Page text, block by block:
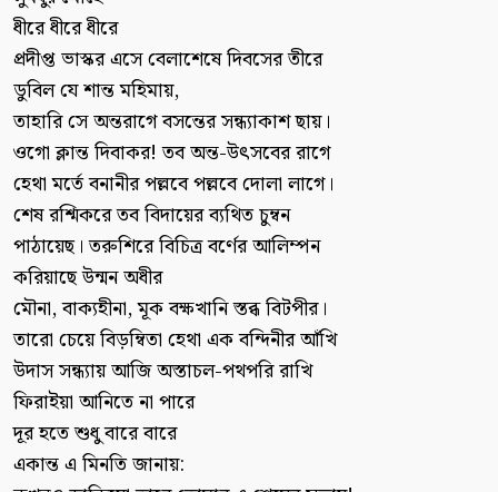
ধীরে ধীরে ধীরে
প্রদীপ্ত ভাস্কর এসে বেলাশেষে দিবসের তীরে
ডুবিল যে শান্ত মহিমায়,
তাহারি সে অন্তরাগে বসন্তের সন্ধ্যাকাশ ছায়।
ওগো ক্লান্ত দিবাকর! তব অন্ত-উৎসবের রাগে
হেথা মর্তে বনানীর পল্লবে পল্লবে দোলা লাগে।
শেষ রশ্মিকরে তব বিদায়ের ব্যথিত চুম্বন
পাঠায়েছ। তরুশিরে বিচিত্র বর্ণের আলিম্পন
করিয়াছে উন্মন অধীর
মৌনা, বাক্যহীনা, মূক বক্ষখানি স্তব্ধ বিটপীর।
তারো চেয়ে বিড়ম্বিতা হেথা এক বন্দিনীর আঁখি
উদাস সন্ধ্যায় আজি অস্তাচল-পথপরি রাখি
ফিরাইয়া আনিতে না পারে
দূর হতে শুধু বারে বারে
একান্ত এ মিনতি জানায়: